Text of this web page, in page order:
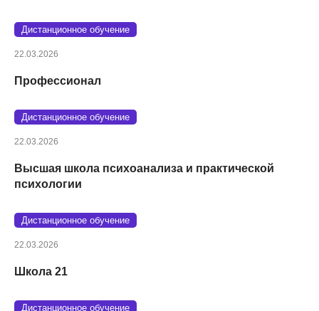
Дистанционное обучение
22.03.2026
Профессионал
Дистанционное обучение
22.03.2026
Высшая школа психоанализа и практической
психологии
Дистанционное обучение
22.03.2026
Школа 21
Дистанционное обучение